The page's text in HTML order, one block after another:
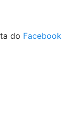
do Facebook